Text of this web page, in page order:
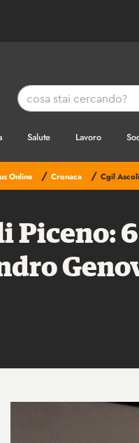
Salute Lavoro
Online / Cronaca / Cgil
Piceno: